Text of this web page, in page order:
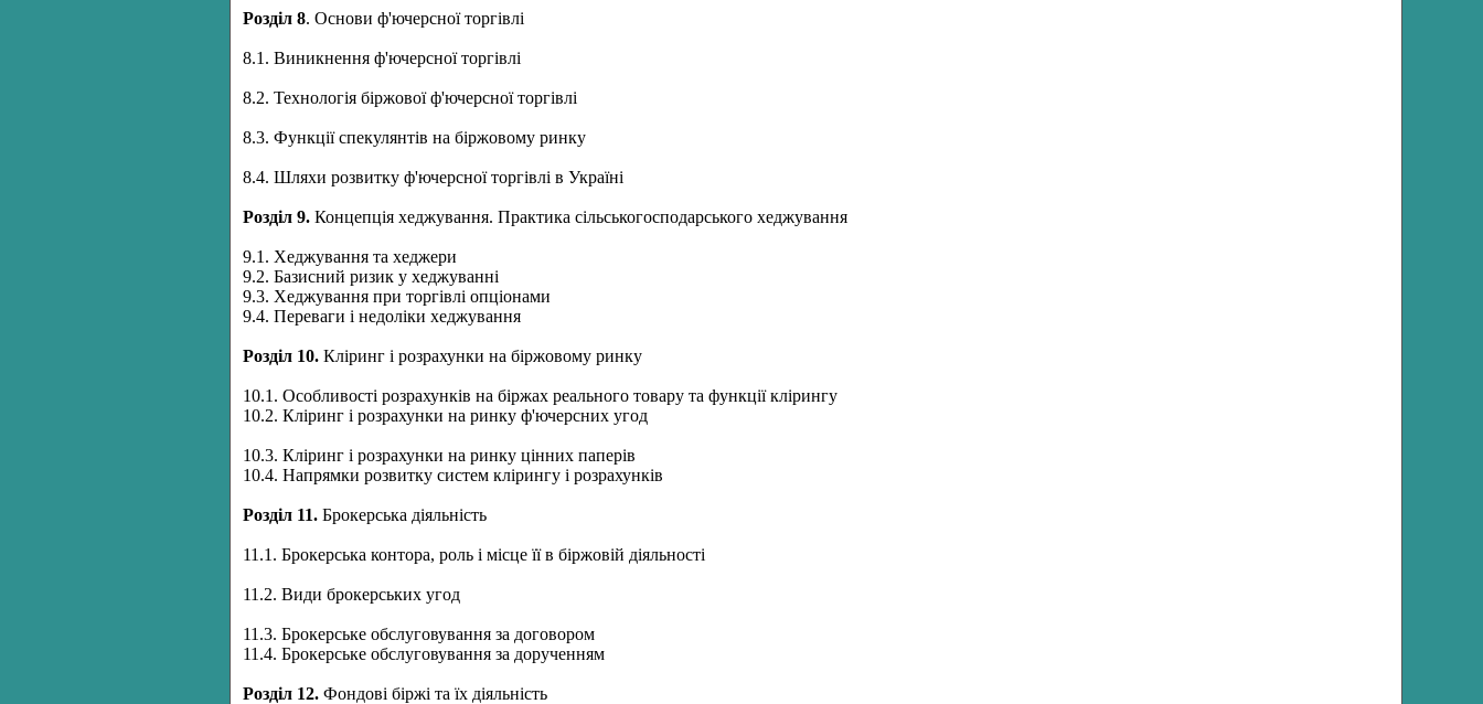
Розділ 8. Основи ф'ючерсної торгівлі
8.1. Виникнення ф'ючерсної торгівлі
8.2. Технологія біржової ф'ючерсної торгівлі
8.3. Функції спекулянтів на біржовому ринку
8.4. Шляхи розвитку ф'ючерсної торгівлі в Україні
Розділ 9. Концепція хеджування. Практика сільськогосподарського хеджування
9.1. Хеджування та хеджери
9.2. Базисний ризик у хеджуванні
9.3. Хеджування при торгівлі опціонами
9.4. Переваги і недоліки хеджування
Розділ 10. Кліринг і розрахунки на біржовому ринку
10.1. Особливості розрахунків на біржах реального товару та функції клірингу
10.2. Кліринг і розрахунки на ринку ф'ючерсних угод
10.3. Кліринг і розрахунки на ринку цінних паперів
10.4. Напрямки розвитку систем клірингу і розрахунків
Розділ 11. Брокерська діяльність
11.1. Брокерська контора, роль і місце її в біржовій діяльності
11.2. Види брокерських угод
11.3. Брокерське обслуговування за договором
11.4. Брокерське обслуговування за дорученням
Розділ 12. Фондові біржі та їх діяльність